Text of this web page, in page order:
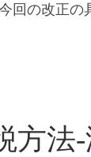
回の改正の
方法